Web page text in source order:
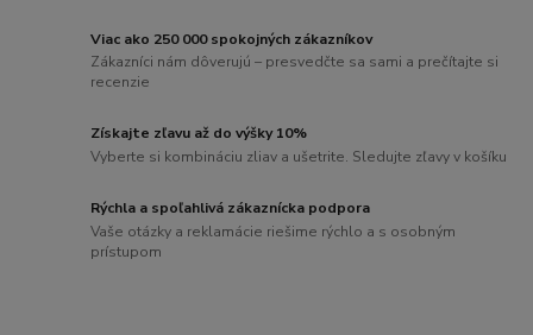
Viac ako 250 000 spokojných zákazníkov
Zákazníci nám dôverujú – presvedčte sa sami a prečítajte si
recenzie
Získajte zľavu až do výšky 10%
Vyberte si kombináciu zliav a ušetrite. Sledujte zľavy v košíku
Rýchla a spoľahlivá zákaznícka podpora
Vaše otázky a reklamácie riešime rýchlo a s osobným
prístupom